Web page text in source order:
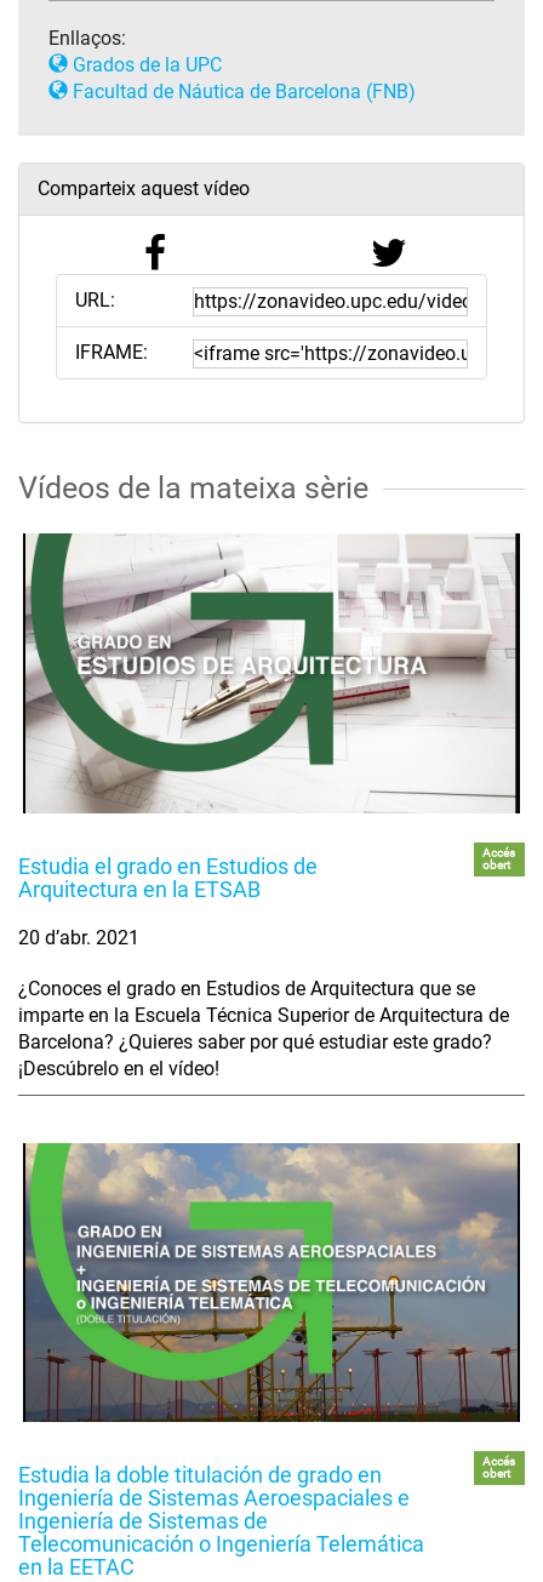
Enllaços:
Grados de la UPC
Facultad de Náutica de Barcelona (FNB)
Comparteix aquest vídeo
URL:
IFRAME:
Vídeos de la mateixa sèrie
Estudia el grado en Estudios de
Arquitectura en la ETSAB
Accés
obert
20 d’abr. 2021
¿Conoces el grado en Estudios de Arquitectura que se
imparte en la Escuela Técnica Superior de Arquitectura de
Barcelona? ¿Quieres saber por qué estudiar este grado?
¡Descúbrelo en el vídeo!
Estudia la doble titulación de grado en
Ingeniería de Sistemas Aeroespaciales e
Ingeniería de Sistemas de
Telecomunicación o Ingeniería Telemática
en la EETAC
Accés
obert